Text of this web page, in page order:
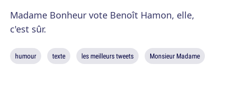
Madame Bonheur vote Benoît Hamon, elle,
c'est sûr.
humour texte les meilleurs tweets Monsieur Madame